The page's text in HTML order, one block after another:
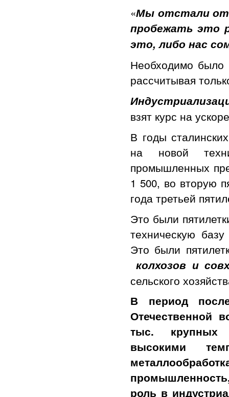
«Мы отстали от
пробежать это
это, либо нас
Необходимо было
рассчитывая
взят курс на
В годы
на новой
промышленных
1 500, во вторую
года третьей
Это были
техническую
Это были
колхозов и
сельского
В период
Отечественной
тыс. крупных
высокими
роль в